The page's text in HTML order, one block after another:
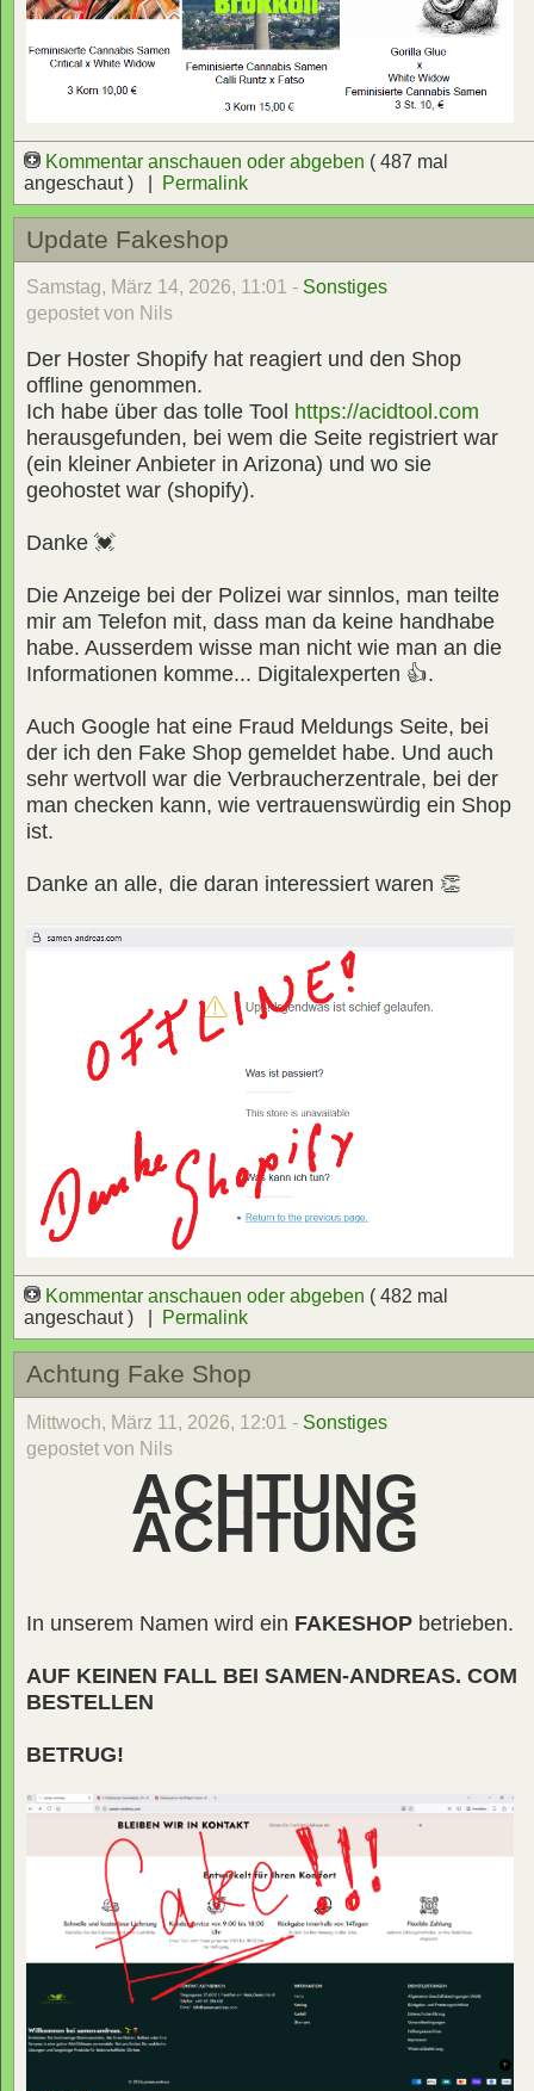
Kommentar anschauen oder abgeben ( 487 mal
angeschaut ) |
Permalink
Update Fakeshop
Samstag, März 14, 2026, 11:01 - Sonstiges
gepostet von Nils
Der Hoster Shopify hat reagiert und den Shop
offline genommen.
Ich habe über das tolle Tool https://acidtool.com
herausgefunden, bei wem die Seite registriert war
(ein kleiner Anbieter in Arizona) und wo sie
geohostet war (shopify).
Danke 💓
Die Anzeige bei der Polizei war sinnlos, man teilte
mir am Telefon mit, dass man da keine handhabe
habe. Ausserdem wisse man nicht wie man an die
Informationen komme... Digitalexperten 👍.
Auch Google hat eine Fraud Meldungs Seite, bei
der ich den Fake Shop gemeldet habe. Und auch
sehr wertvoll war die Verbraucherzentrale, bei der
man checken kann, wie vertrauenswürdig ein Shop
ist.
Danke an alle, die daran interessiert waren 👏
Kommentar anschauen oder abgeben ( 482 mal
angeschaut ) |
Permalink
Achtung Fake Shop
Mittwoch, März 11, 2026, 12:01 - Sonstiges
gepostet von Nils
ACHTUNG
ACHTUNG
In unserem Namen wird ein FAKESHOP betrieben.
AUF KEINEN FALL BEI SAMEN-ANDREAS. COM
BESTELLEN
BETRUG!